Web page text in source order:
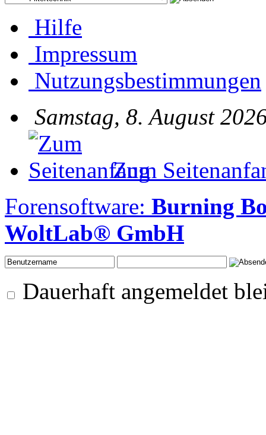
Hilfe
Impressum
Nutzungsbestimmungen
Samstag, 8. August
Zum
Forensoftware: Burning
WoltLab® GmbH
Dauerhaft angemeldet